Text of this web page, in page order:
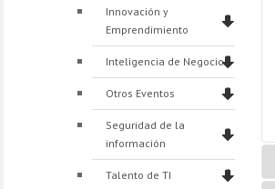
Innovación y
Emprendimiento
Inteligencia de Negocios
Otros Eventos
Seguridad de la
información
Talento de TI